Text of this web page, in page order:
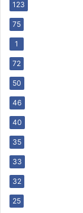
123
75
1
72
50
46
40
35
33
32
25